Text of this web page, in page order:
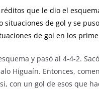
que le dio el
de gol y se
de gol en los
y pasó al 4-4-2.
Higuaín. Entonces,
con un gol de esos que